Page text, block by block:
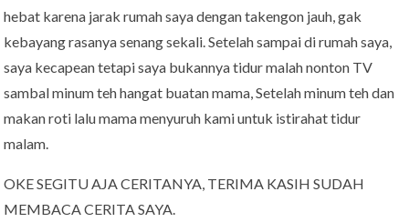
hebat karena jarak rumah saya dengan takengon jauh, gak
kebayang rasanya senang sekali. Setelah sampai di rumah saya,
saya kecapean tetapi saya bukannya tidur malah nonton TV
sambal minum teh hangat buatan mama, Setelah minum teh dan
makan roti lalu mama menyuruh kami untuk istirahat tidur
malam.
OKE SEGITU AJA CERITANYA, TERIMA KASIH SUDAH
MEMBACA CERITA SAYA.